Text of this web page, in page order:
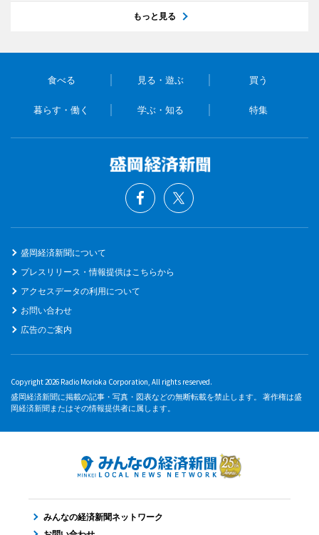
もっと見る
食べる 見る・遊ぶ 買う
暮らす・働く 学ぶ・知る 特集
盛岡経済新聞について
プレスリリース・情報提供はこちらから
アクセスデータの利用について
お問い合わせ
広告のご案内
Copyright 2026 Radio Morioka Corporation, All rights reserved.
盛岡経済新聞に掲載の記事・写真・図表などの無断転載を禁止します。 著作権は盛
岡経済新聞またはその情報提供者に属します。
みんなの経済新聞ネットワーク